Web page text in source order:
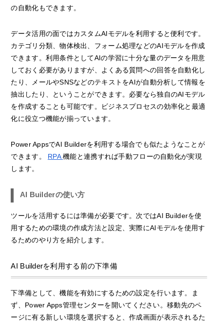
の自動化もできます。
データ活用の面ではカスタムAIモデルを利用すると便利です。
カテゴリ分類、物体検出、フォーム処理などのAIモデルを作成
できます。利用条件としてAIの学習に十分な量のデータを用意
しておく必要がありますが、よくある質問への回答を自動化し
たり、メールやSNSなどのテキストをAIが自動分析して情報を
抽出したり、ということができます。必要なら独自のAIモデル
を作成することも可能です。ビジネスプロセスの効率化と最適
化に役立つ機能が揃っています。
Power AppsでAI Builderを利用する場合でも似たようなことが
できます。 RPA機能と連携すれば手動フローの自動化が実現
します。
AI Builderの使い方
ツールを活用するには準備が必要です。次ではAI Builderを使
用するための環境の作成方法と設定、実際にAIモデルを使用す
るためのやり方を紹介します。
AI Builderを利用する前の下準備
下準備として、機能を有効にするための設定を行います。ま
ず、Power Apps管理センターを開いてください。移動先のペ
ージに有る新しい環境を選択すると、作成画面が表示されるた